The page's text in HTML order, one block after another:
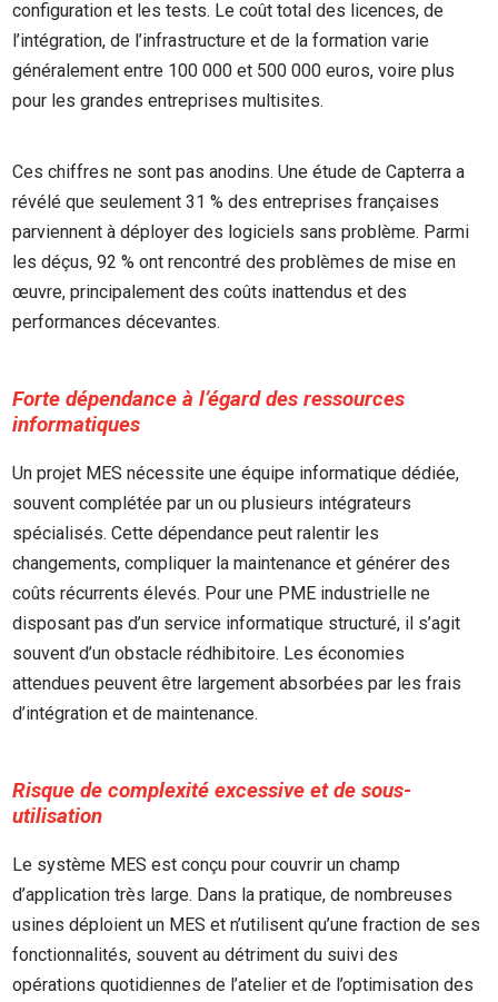
configuration et les tests. Le coût total des licences, de
l’intégration, de l’infrastructure et de la formation varie
généralement entre 100 000 et 500 000 euros, voire plus
pour les grandes entreprises multisites.
Ces chiffres ne sont pas anodins. Une étude de Capterra a
révélé que seulement 31 % des entreprises françaises
parviennent à déployer des logiciels sans problème. Parmi
les déçus, 92 % ont rencontré des problèmes de mise en
œuvre, principalement des coûts inattendus et des
performances décevantes.
Forte dépendance à l’égard des ressources
informatiques
Un projet MES nécessite une équipe informatique dédiée,
souvent complétée par un ou plusieurs intégrateurs
spécialisés. Cette dépendance peut ralentir les
changements, compliquer la maintenance et générer des
coûts récurrents élevés. Pour une PME industrielle ne
disposant pas d’un service informatique structuré, il s’agit
souvent d’un obstacle rédhibitoire. Les économies
attendues peuvent être largement absorbées par les frais
d’intégration et de maintenance.
Risque de complexité excessive et de sous-
utilisation
Le système MES est conçu pour couvrir un champ
d’application très large. Dans la pratique, de nombreuses
usines déploient un MES et n’utilisent qu’une fraction de ses
fonctionnalités, souvent au détriment du suivi des
opérations quotidiennes de l’atelier et de l’optimisation des